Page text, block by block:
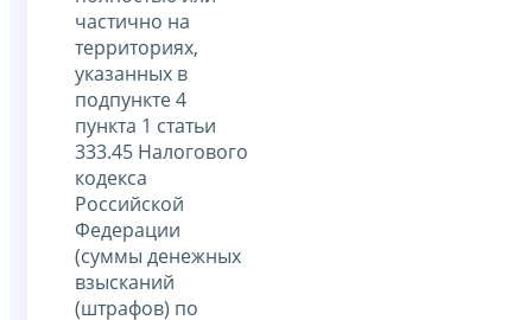
частично на
территориях,
указанных в
подпункте 4
пункта 1 статьи
333.45 Налогового
кодекса
Российской
Федерации
(суммы денежных
взысканий
(штрафов) по